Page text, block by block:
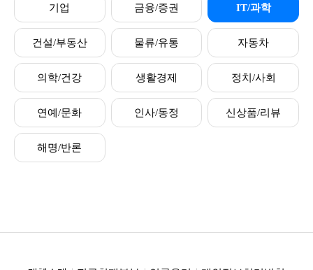
기업 금융/증권 IT/과학
건설/부동산 물류/유통 자동차
의학/건강 생활경제 정치/사회
연예/문화 인사/동정 신상품/리뷰
해명/반론